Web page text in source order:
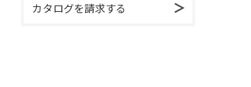
カタログを請求する